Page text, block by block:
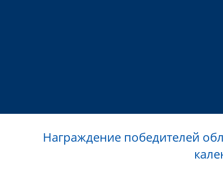
Награждение победителей